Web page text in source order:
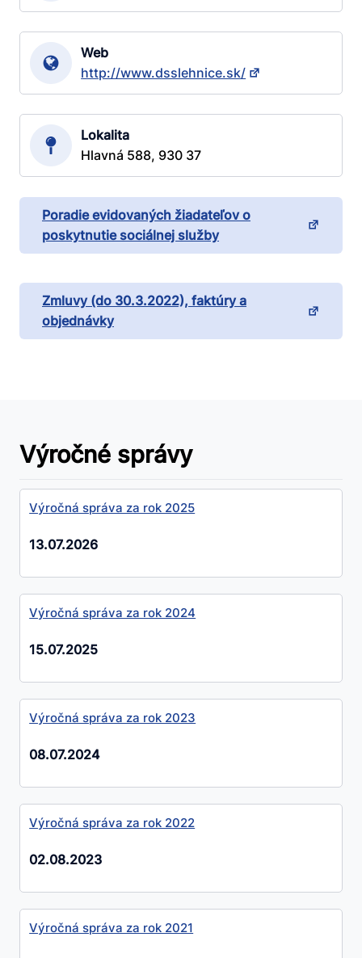
Web
http://www.dsslehnice.sk/
Lokalita
Hlavná 588, 930 37
Poradie evidovaných žiadateľov o
poskytnutie sociálnej služby
Zmluvy (do 30.3.2022), faktúry a
objednávky
Výročné správy
Výročná správa za rok 2025
13.07.2026
Výročná správa za rok 2024
15.07.2025
Výročná správa za rok 2023
08.07.2024
Výročná správa za rok 2022
02.08.2023
Výročná správa za rok 2021